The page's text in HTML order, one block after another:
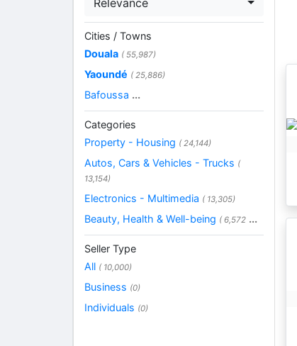
Relevance
Cities / Towns
Douala ( 55,987)
Yaoundé ( 25,886)
Bafoussa ...
Categories
Property - Housing ( 24,144)
Autos, Cars & Vehicles - Trucks (
13,154)
Electronics - Multimedia ( 13,305)
Beauty, Health & Well-being ( 6,572 ...
Seller Type
All ( 10,000)
Business (0)
Individuals (0)